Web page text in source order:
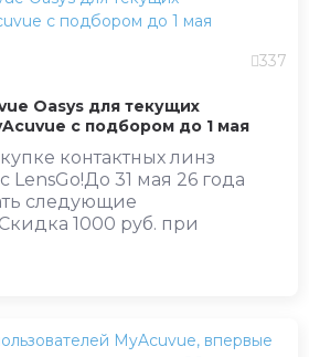
337
Oasys для текущих
с подбором до 1 мая
контактных линз
LensGo!До 31 мая 26 года
следующие
1000 руб. при